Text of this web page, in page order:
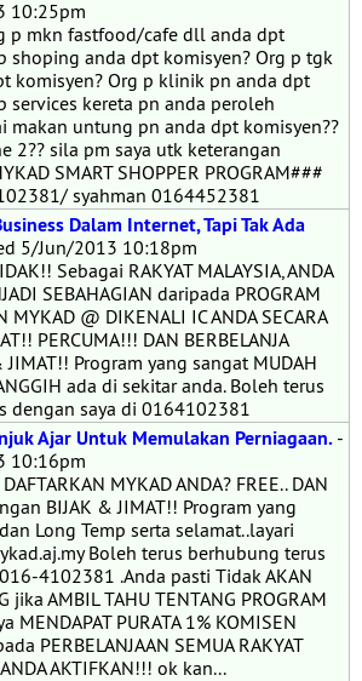
10:25pm
p mkn fastfood/cafe dll anda dpt
shoping anda dpt komisyen? Org p tgk
komisyen? Org p klinik pn anda dpt
services kereta pn anda peroleh
makan untung pn anda dpt komisyen??
2?? sila pm saya utk keterangan
SMART SHOPPER PROGRAM###
syahman 0164452381
Dalam Internet, Tapi Tak Ada
5/Jun/2013 10:18pm
Sebagai RAKYAT MALAYSIA, ANDA
SEBAHAGIAN daripada PROGRAM
MYKAD @ DIKENALI IC ANDA SECARA
PERCUMA!!! DAN BERBELANJA
Program yang sangat MUDAH
ada di sekitar anda. Boleh terus
dengan saya di 0164102381
Ajar Untuk Memulakan Perniagaan. -
10:16pm
MYKAD ANDA? FREE.. DAN
BIJAK & JIMAT!! Program yang
Long Temp serta selamat..layari
Boleh terus berhubung terus
4102381 .Anda pasti Tidak AKAN
jika AMBIL TAHU TENTANG PROGRAM
MENDAPAT PURATA 1% KOMISEN
PERBELANJAAN SEMUA RAKYAT
AKTIFKAN!!! ok kan...